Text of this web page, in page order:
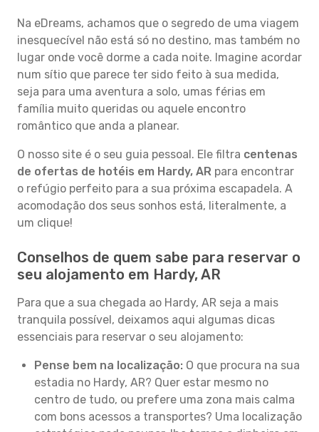
Na eDreams, achamos que o segredo de uma viagem
inesquecível não está só no destino, mas também no
lugar onde você dorme a cada noite. Imagine acordar
num sítio que parece ter sido feito à sua medida,
seja para uma aventura a solo, umas férias em
família muito queridas ou aquele encontro
romântico que anda a planear.
O nosso site é o seu guia pessoal. Ele filtra centenas
de ofertas de hotéis em Hardy, AR para encontrar
o refúgio perfeito para a sua próxima escapadela. A
acomodação dos seus sonhos está, literalmente, a
um clique!
Conselhos de quem sabe para reservar o
seu alojamento em Hardy, AR
Para que a sua chegada ao Hardy, AR seja a mais
tranquila possível, deixamos aqui algumas dicas
essenciais para reservar o seu alojamento:
Pense bem na localização: O que procura na sua
estadia no Hardy, AR? Quer estar mesmo no
centro de tudo, ou prefere uma zona mais calma
com bons acessos a transportes? Uma localização